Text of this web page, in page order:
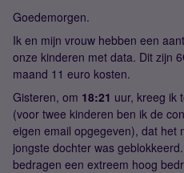
Goedemorgen.
Ik en mijn vrouw hebben een
onze kinderen met data. Dit zijn
maand 11 euro kosten.
Gisteren, om 18:21 uur, kreeg ik
(voor twee kinderen ben ik de
eigen email opgegeven), dat het
jongste dochter was
bedragen een extreem hoog